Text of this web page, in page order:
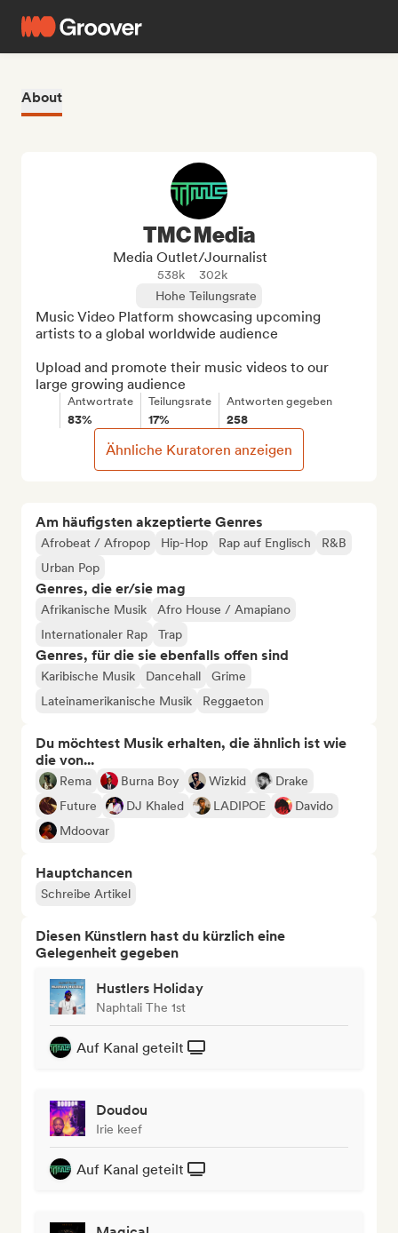
About
Am häufigsten akzeptierte Genres
Afrobeat / Afropop Hip-Hop Rap auf Englisch
R&B
Urban Pop
Genres, die er/sie mag
Afrikanische Musik
Afro House / Amapiano
Internationaler Rap
Trap
Genres, für die sie ebenfalls offen sind
Karibische Musik Dancehall
Grime
Lateinamerikanische Musik
Reggaeton
Du möchtest Musik erhalten, die ähnlich ist wie
die von...
Rema Burna Boy Wizkid
Drake
Future
DJ Khaled LADIPOE
Davido
Mdoovar
Hauptchancen
Schreibe Artikel
Diesen Künstlern hast du kürzlich eine
Gelegenheit gegeben
Hustlers Holiday
Naphtali The 1st
Auf Kanal geteilt
Doudou
Irie keef
Auf Kanal geteilt
TMC Media
Media Outlet/Journalist
538k
302k
Hohe Teilungsrate
Music Video Platform showcasing upcoming
artists to a global worldwide audience
Upload and promote their music videos to our
large growing audience
Antwortrate
83%
Teilungsrate
17%
Antworten gegeben
258
Ähnliche Kuratoren anzeigen